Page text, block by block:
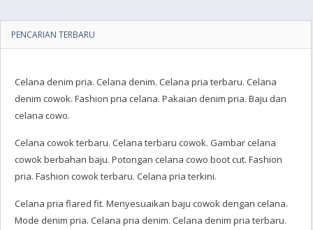
PENCARIAN TERBARU
Celana denim pria. Celana denim. Celana pria terbaru. Celana
denim cowok. Fashion pria celana. Pakaian denim pria. Baju dan
celana cowo.
Celana cowok terbaru. Celana terbaru cowok. Gambar celana
cowok berbahan baju. Potongan celana cowo boot cut. Fashion
pria. Fashion cowok terbaru. Celana pria terkini.
Celana pria flared fit. Menyesuaikan baju cowok dengan celana.
Mode denim pria. Celana pria denim. Celana denim pria terbaru.